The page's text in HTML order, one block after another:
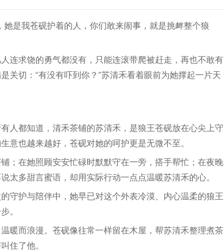
是我苍砚护着的人，你们敢来闹事，就是挑衅整个狼
连求饶的勇气都没有，只能连滚带爬被赶走，再也不敢有
关切：“有没有吓到你？”苏清禾看着眼前为她撑起一片天
人都知道，清禾茶铺的苏清禾，是狼王苍砚放在心尖上守
意也越来越好，苍砚对她的呵护更是无微不至。
；在她照顾安安忙碌时默默守在一旁，搭手帮忙；在夜晚
太多甜言蜜语，却用实际行动一点点温暖苏清禾的心。
守护与陪伴中，她早已对这个外表冷漠、内心温柔的狼王
。
暖而浪漫。苍砚像往常一样留在木屋，帮苏清禾整理煮茶
住了他。